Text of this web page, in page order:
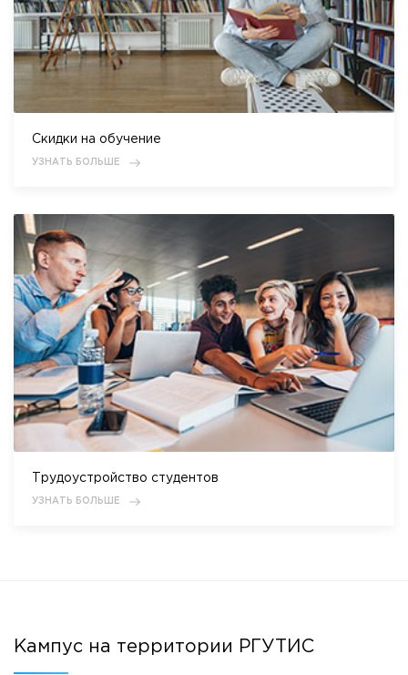
Скидки на обучение
УЗНАТЬ БОЛЬШЕ
Трудоустройство студентов
УЗНАТЬ БОЛЬШЕ
Кампус на территории РГУТИС